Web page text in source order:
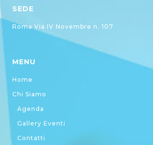
SEDE
Roma Via IV Novembre n. 107
MENU
Home
Chi Siamo
Agenda
Gallery Eventi
Contatti